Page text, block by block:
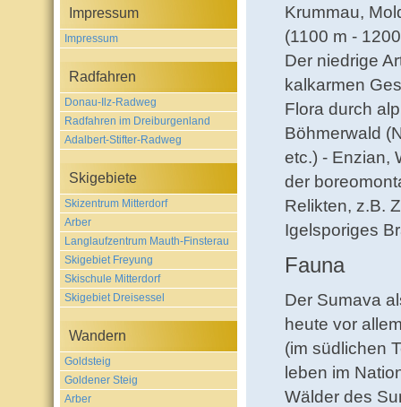
Impressum
Impressum
Radfahren
Donau-Ilz-Radweg
Radfahren im Dreiburgenland
Adalbert-Stifter-Radweg
Skigebiete
Skizentrum Mitterdorf
Arber
Langlaufzentrum Mauth-Finsterau
Skigebiet Freyung
Skischule Mitterdorf
Skigebiet Dreisessel
Wandern
Goldsteig
Goldener Steig
Arber
Krummau,
(1100 m -
Der niedrige
kalkarmen
Flora durch
Böhmerwald
etc.) - Enzian,
der
Relikten, z.B.
Igelsporiges
Fauna
Der Sumava
heute vor
(im südlichen
leben im
Wälder des